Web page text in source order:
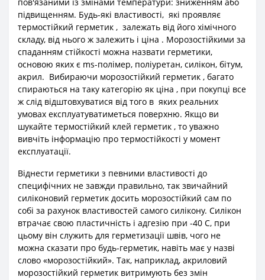
підвищенням. Будь-які властивості, які проявляє
термостійкий герметик , залежать від його хімічного
складу, від нього ж залежить і ціна . Морозостійкими за
спаданням стійкості можна назвати герметики,
основою яких є ms-полімер, поліуретан, силікон, бітум,
акрил. Вибираючи морозостійкий герметик , багато
спираються на таку категорію як ціна , при покупці все
ж слід відштовхуватися від того в яких реальних
умовах експлуатуватиметься поверхню. Якщо ви
шукайте термостійкий клей герметик , то уважно
вивчіть інформацію про термостійкості у момент
експлуатації.
Віднести герметики з певними властивості до
специфічних не завжди правильно, так звичайний
силіконовий герметик досить морозостійкий сам по
собі за рахунок властивостей самого силікону. Силікон
втрачає свою пластичність і адгезію при -40 С, при
цьому він служить для герметизації швів, чого не
можна сказати про будь-герметик, навіть має у назві
слово «морозостійкий». Так, наприклад, акриловий
морозостійкий герметик витримують без змін